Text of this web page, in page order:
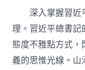
深入掌握習近
理。習近平總書記
態度不雅點方式
義的思惟光線。山